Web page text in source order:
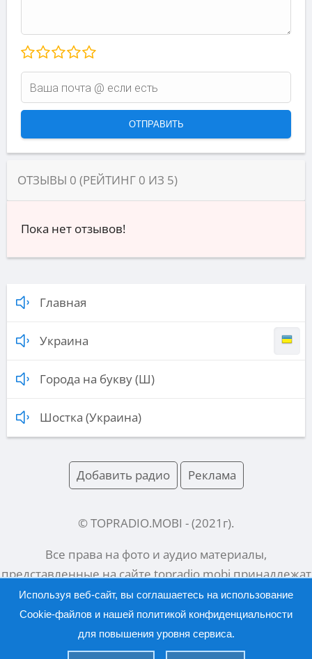
ОТЗЫВЫ 0 (РЕЙТИНГ 0 ИЗ 5)
Пока нет отзывов!
Главная
Украина
Города на букву (Ш)
Шостка (Украина)
Добавить радио Реклама
© TOPRADIO.MOBI - (2021 г).
Все права на фото и аудио материалы,
представленные на сайтеtopradio.mobiпринадлежат
их законным владельцам.
Используя веб-сайт, вы соглашаетесь на использование
Cookie-файлов и нашей политикой конфиденциальности
для повышения уровня сервиса.